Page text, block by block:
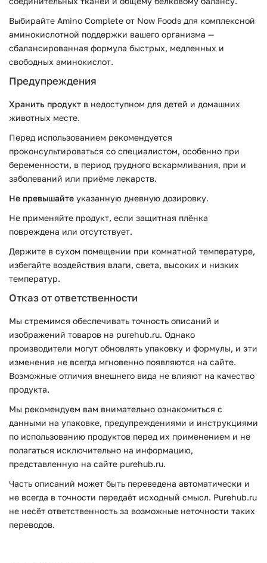
Выбирайте Amino Complete от Now Foods для комплексной
аминокислотной поддержки вашего организма —
сбалансированная формула быстрых, медленных и
свободных аминокислот.
Предупреждения
Хранить продукт в недоступном для детей и домашних
животных месте.
Перед использованием рекомендуется
проконсультироваться со специалистом, особенно при
беременности, в период грудного вскармливания, при и
заболеваний или приёме лекарств.
Не превышайте указанную дневную дозировку.
Не применяйте продукт, если защитная плёнка
повреждена или отсутствует.
Держите в сухом помещении при комнатной температуре,
избегайте воздействия влаги, света, высоких и низких
температур.
Отказ от ответственности
Мы стремимся обеспечивать точность описаний и
изображений товаров на purehub.ru. Однако
производители могут обновлять упаковку и формулы, и эти
изменения не всегда мгновенно появляются на сайте.
Возможные отличия внешнего вида не влияют на качество
продукта.
Мы рекомендуем вам внимательно ознакомиться с
данными на упаковке, предупреждениями и инструкциями
по использованию продуктов перед их применением и не
полагаться исключительно на информацию,
представленную на сайте purehub.ru.
Часть описаний может быть переведена автоматически и
не всегда в точности передаёт исходный смысл. Purehub.ru
не несёт ответственность за возможные неточности таких
переводов.